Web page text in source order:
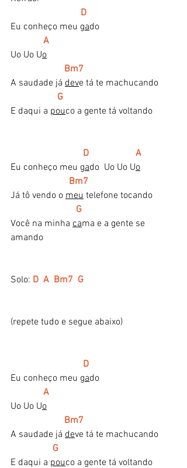
D
Eu conheço meu gado
A
Uo Uo Uo
Bm7
A saudade já deve tá te machucando
G
E daqui a pouco a gente tá voltando
D                    A
Eu conheço meu gado  Uo Uo Uo
Bm7
Já tô vendo o meu telefone tocando
G
Você na minha cama e a gente se
amando
Solo: D  A  Bm7  G
(repete tudo e segue abaixo)
D
Eu conheço meu gado
A
Uo Uo Uo
Bm7
A saudade já deve tá te machucando
G
E daqui a pouco a gente tá voltando